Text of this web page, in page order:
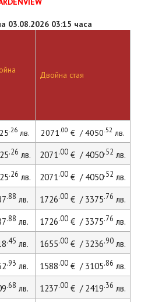
03.08.2026 03:15 часа
Двойна стая
.26лв. 2071.00 € / 4050.52лв.
.26 лв. 2071.00€ / 4050.52 лв.
.26 лв. 2071.00€ / 4050.52 лв.
.88 лв. 1726.00€ / 3375.76 лв.
.88 лв. 1726.00€ / 3375.76 лв.
.45 лв. 1655.00€ / 3236.90лв.
.93 лв. 1588.00€ / 3105.86 лв.
.68 лв. 1237.00€ / 2419.36 лв.